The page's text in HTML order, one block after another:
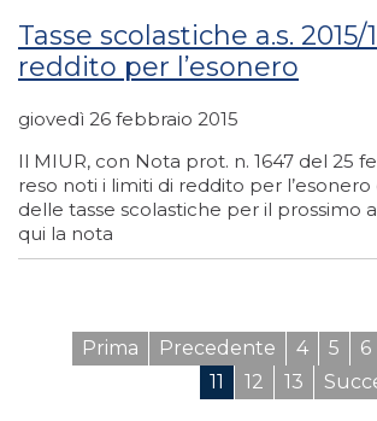
Tasse scolastiche a.s.
reddito per l’esonero
giovedì 26 febbraio 2015
Il MIUR, con Nota prot. n. 1647 del 25
reso noti i limiti di reddito per
delle tasse scolastiche per il prossimo
qui la nota
Prima Precedente 4 5 6
11
12 13